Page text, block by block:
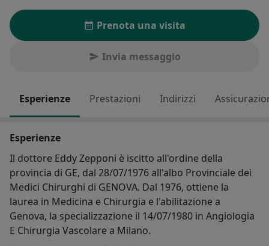
Prenota una visita
Invia messaggio
Esperienze Prestazioni Indirizzi
Esperienze
Il dottore Eddy Zepponi è iscitto all'ordine della
provincia di GE, dal 28/07/1976 all'albo Provinciale dei
Medici Chirurghi di GENOVA. Dal 1976, ottiene la
laurea in Medicina e Chirurgia e l'abilitazione a
Genova, la specializzazione il 14/07/1980 in Angiologia
E Chirurgia Vascolare a Milano.